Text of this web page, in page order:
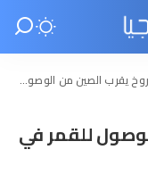
الصين من الوصول للقمر في 2030
للقمر في